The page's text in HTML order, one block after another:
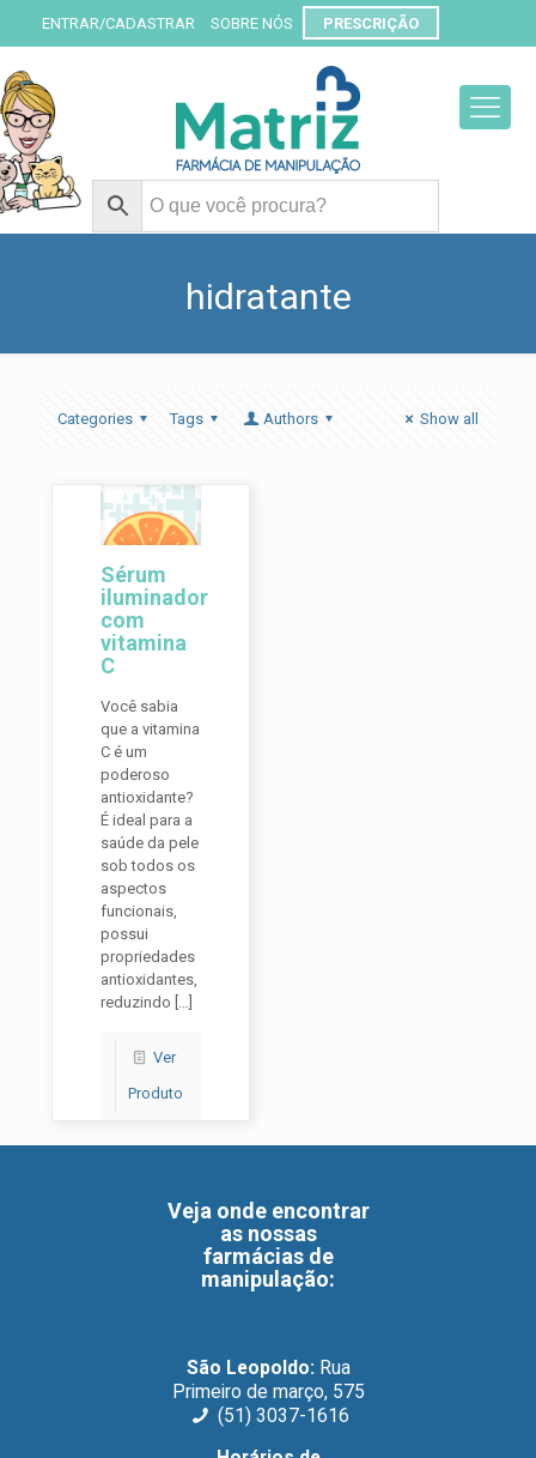
ENTRAR/CADASTRAR SOBRE NÓS PRESCRIÇÃO
hidratante
Categories Tags Authors Show all
Sérum
iluminador
com
vitamina
C
Você sabia
que a vitamina
C é um
poderoso
antioxidante?
É ideal para a
saúde da pele
sob todos os
aspectos
funcionais,
possui
propriedades
antioxidantes,
reduzindo
Ver
Produto
Veja onde encontrar
as nossas
farmácias de
manipulação:
São Leopoldo: Rua
Primeiro de março, 575
(51) 3037-1616